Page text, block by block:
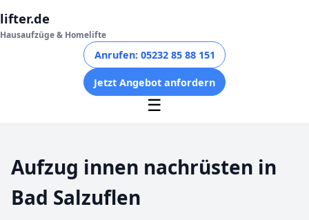
lifter.de
Hausaufzüge & Homelifte
Anrufen: 05232 85 88 151
Jetzt Angebot anfordern
☰
Aufzug innen nachrüsten in
Bad Salzuflen